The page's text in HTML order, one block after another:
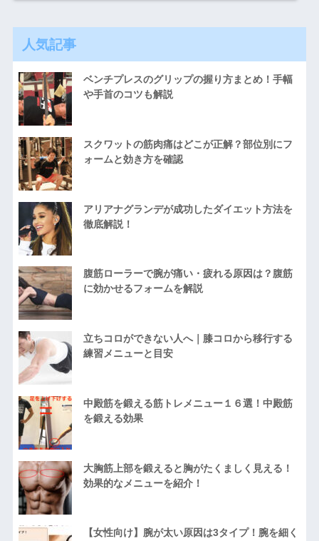
人気記事
ベンチプレスのグリップの握り方まとめ！手幅
や手首のコツも解説
スクワットの筋肉痛はどこが正解？部位別にフ
ォームと効き方を確認
アリアナグランデが成功したダイエット方法を
徹底解説！
腹筋ローラーで腕が痛い・疲れる原因は？腹筋
に効かせるフォームを解説
立ちコロができない人へ｜膝コロから移行する
練習メニューと目安
中殿筋を鍛える筋トレメニュー１６選！中殿筋
を鍛える効果
大胸筋上部を鍛えると胸がたくましく見える！
効果的なメニューを紹介！
【女性向け】腕が太い原因は3タイプ！腕を細く